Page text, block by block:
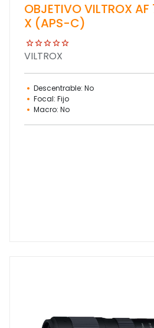
OBJETIVO VILTROX
X (APS-C)
VILTROX
Descentrable: No
Focal: Fijo
Macro: No